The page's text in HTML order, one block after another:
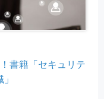
書籍「セキュリテ